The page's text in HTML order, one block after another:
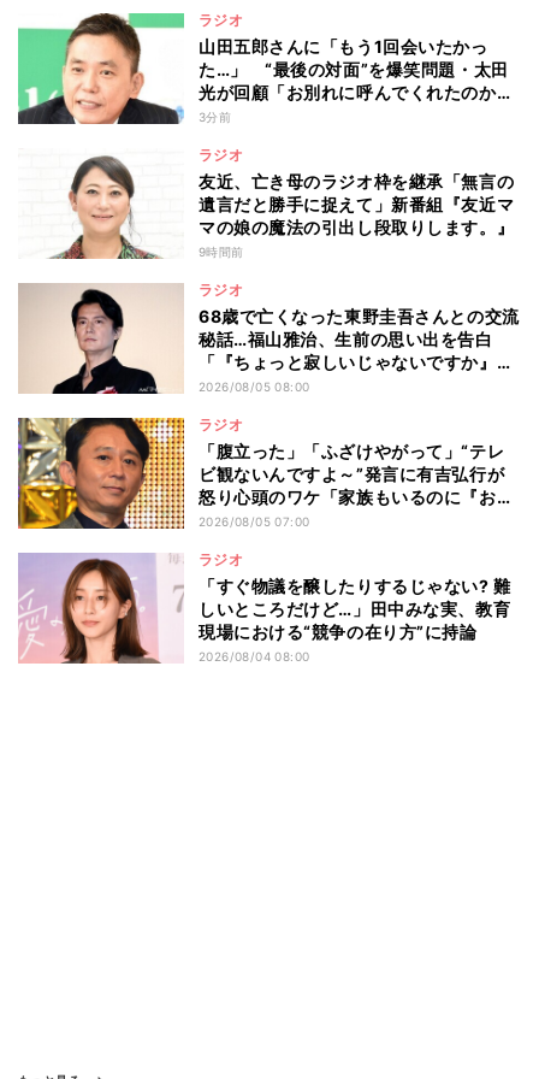
ラジオ
山田五郎さんに「もう1回会いたかっ
た…」 “最後の対面”を爆笑問題・太田
光が回顧「お別れに呼んでくれたのか
な」
3分前
ラジオ
友近、亡き母のラジオ枠を継承「無言の
遺言だと勝手に捉えて」新番組『友近マ
マの娘の魔法の引出し段取りします。』
9時間前
ラジオ
68歳で亡くなった東野圭吾さんとの交流
秘話…福山雅治、生前の思い出を告白
「『ちょっと寂しいじゃないですか』と
言われ…」
2026/08/05 08:00
ラジオ
「腹立った」「ふざけやがって」“テレ
ビ観ないんですよ～”発言に有吉弘行が
怒り心頭のワケ「家族もいるのに『おい
おいおいおい!』って言うところでした」
2026/08/05 07:00
ラジオ
「すぐ物議を醸したりするじゃない? 難
しいところだけど…」田中みな実、教育
現場における“競争の在り方”に持論
2026/08/04 08:00